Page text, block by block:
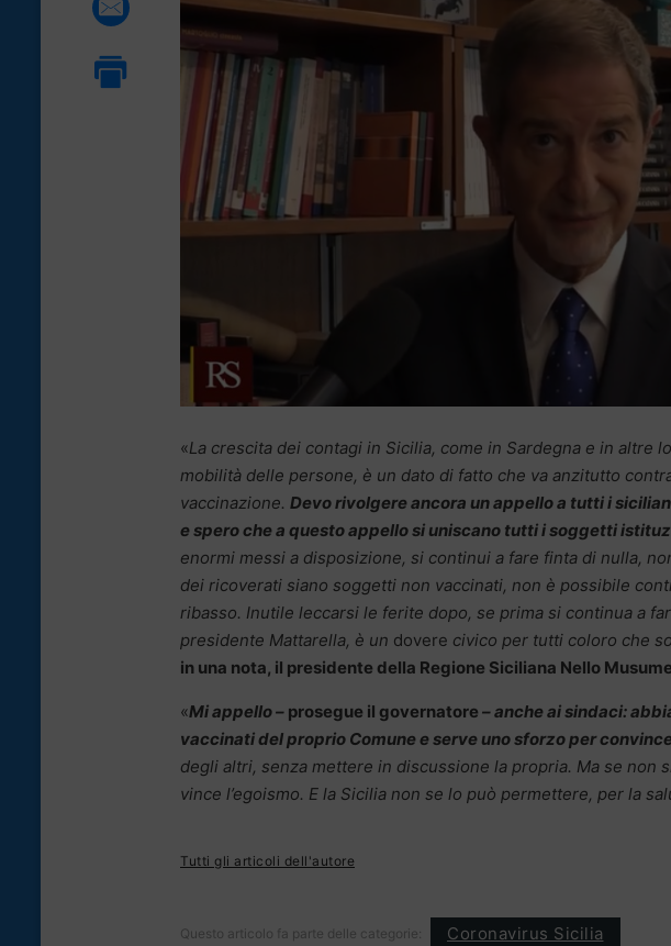
«La crescita dei contagi in Sicilia, come in Sardegna e in altre
mobilità delle persone, è un dato di fatto che va anzitutto
vaccinazione. Devo rivolgere ancora un appello a tutti i
e spero che a questo appello si uniscano tutti i soggetti
enormi messi a disposizione, si continui a fare finta di nulla,
dei ricoverati siano soggetti non vaccinati, non è possibile
ribasso. Inutile leccarsi le ferite dopo, se prima si continua a
presidente Mattarella, è un dovere civico per tutti coloro che
in una nota, il presidente della Regione Siciliana Nello
«Mi appello – prosegue il governatore – anche ai sindaci:
vaccinati del proprio Comune e serve uno sforzo per
degli altri, senza mettere in discussione la propria. Ma se non
vince l’egoismo. E la Sicilia non se lo può permettere, per la
Tutti gli articoli dell'autore
Questo articolo fa parte delle categorie: Coronavirus Sicilia